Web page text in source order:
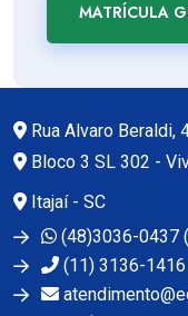
MATRÍCULA
Rua Alvaro Beraldi,
Bloco 3 SL 302 -
Itajaí - SC
(48)3036-0437
(11) 3136-1416